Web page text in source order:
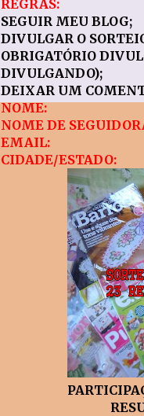
REGRAS:
SEGUIR MEU BLOG;
DIVULGAR O
OBRIGATÓRIO
DIVULGANDO);
DEIXAR UM
NOME:
NOME DE
EMAIL:
CIDADE/ESTADO: